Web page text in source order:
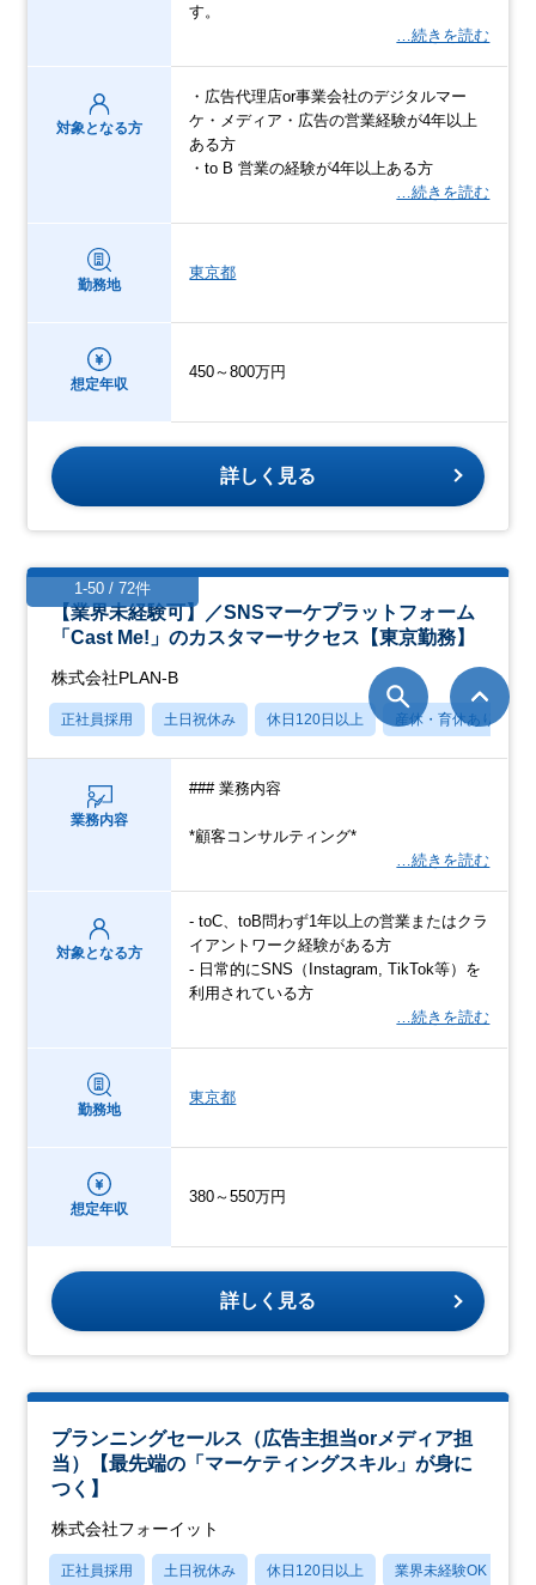
す。
…続きを読む
対象となる方
・広告代理店or事業会社のデジタルマー
ケ・メディア・広告の営業経験が4年以上
ある方
・to B 営業の経験が4年以上ある方
…続きを読む
勤務地
東京都
想定年収
450～800万円
詳しく見る
【業界未経験可】／SNSマーケプラットフォーム
「Cast Me!」のカスタマーサクセス【東京勤務】
株式会社PLAN-B
正社員採用 土日祝休み 休日120日以上 産休・育休あり
業務内容
### 業務内容
*顧客コンサルティング*
…続きを読む
対象となる方
- toC、toB問わず1年以上の営業またはクラ
イアントワーク経験がある方
- 日常的にSNS（Instagram, TikTok等）を
利用されている方
…続きを読む
勤務地
東京都
想定年収
380～550万円
詳しく見る
プランニングセールス（広告主担当orメディア担
当）【最先端の「マーケティングスキル」が身に
つく】
株式会社フォーイット
正社員採用 土日祝休み 休日120日以上 業界未経験OK
1-50 / 72件